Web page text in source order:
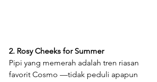
2. Rosy Cheeks for Summer
Pipi yang memerah adalah tren riasan
favorit Cosmo —tidak peduli apapun